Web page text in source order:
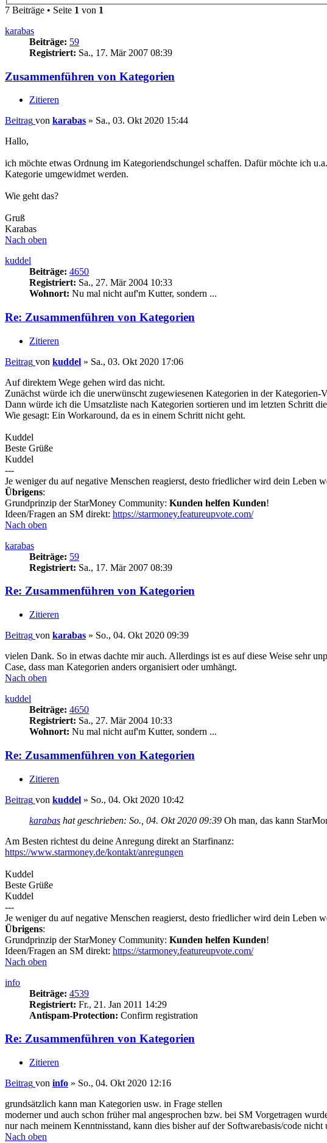
7 Beiträge • Seite 1 von 1
karabas
Beiträge: 59
Registriert: Sa., 17. Mär 2007 08:39
Zusammenführen von Kategorien
Zitieren
Beitrag von karabas » Sa., 03. Okt 2020 15:44
Hallo,
ich möchte etwas Ordnung im Kategoriendschungel schaffen. Dafür möchte ich
Kategorie umgewidmet werden.
Wie geht das?
Gruß
Karabas
Nach oben
kuddel
Beiträge: 4650
Registriert: Sa., 27. Mär 2004 10:33
Wohnort: Nu mal nicht auf'm Kutter, sondern ...
Re: Zusammenführen von Kategorien
Zitieren
Beitrag von kuddel » Sa., 03. Okt 2020 17:06
Auf direktem Wege gehen wird das nicht.
Zunächst würde ich die unerwünscht zugewiesenen Kategorien in der
Dann würde ich die Umsatzliste nach Kategorien sortieren und im letzten Schritt
Wie gesagt: Ein Workaround, da es in einem Schritt nicht geht.
Kuddel
Beste Grüße
Kuddel
---
Je weniger du auf negative Menschen reagierst, desto friedlicher wird dein Leben
Übrigens:
Grundprinzip der StarMoney Community: Kunden helfen Kunden!
Ideen/Fragen an SM direkt: https://starmoney.featureupvote.com/
Nach oben
karabas
Beiträge: 59
Registriert: Sa., 17. Mär 2007 08:39
Re: Zusammenführen von Kategorien
Zitieren
Beitrag von karabas » So., 04. Okt 2020 09:39
vielen Dank. So in etwas dachte mir auch. Allerdings ist es auf diese Weise sehr
Case, dass man Kategorien anders organisiert oder umhängt.
Nach oben
kuddel
Beiträge: 4650
Registriert: Sa., 27. Mär 2004 10:33
Wohnort: Nu mal nicht auf'm Kutter, sondern ...
Re: Zusammenführen von Kategorien
Zitieren
Beitrag von kuddel » So., 04. Okt 2020 10:42
karabas hat geschrieben: So., 04. Okt 2020 09:39 Oh man, das kann
Am Besten richtest du deine Anregung direkt an Starfinanz:
https://www.starmoney.de/kontakt/anregungen
Kuddel
Beste Grüße
Kuddel
---
Je weniger du auf negative Menschen reagierst, desto friedlicher wird dein Leben
Übrigens:
Grundprinzip der StarMoney Community: Kunden helfen Kunden!
Ideen/Fragen an SM direkt: https://starmoney.featureupvote.com/
Nach oben
info
Beiträge: 4539
Registriert: Fr., 21. Jan 2011 14:29
Antispam-Protection: Confirm registration
Re: Zusammenführen von Kategorien
Zitieren
Beitrag von info » So., 04. Okt 2020 12:16
grundsätzlich kann man Kategorien usw. in Frage stellen
moderner und auch schon früher mal angesprochen bzw. bei SM Vorgetragen
nur nach meinem Kenntnisstand, kann dies bisher auf der Softwarebasis/code nicht
Nach oben